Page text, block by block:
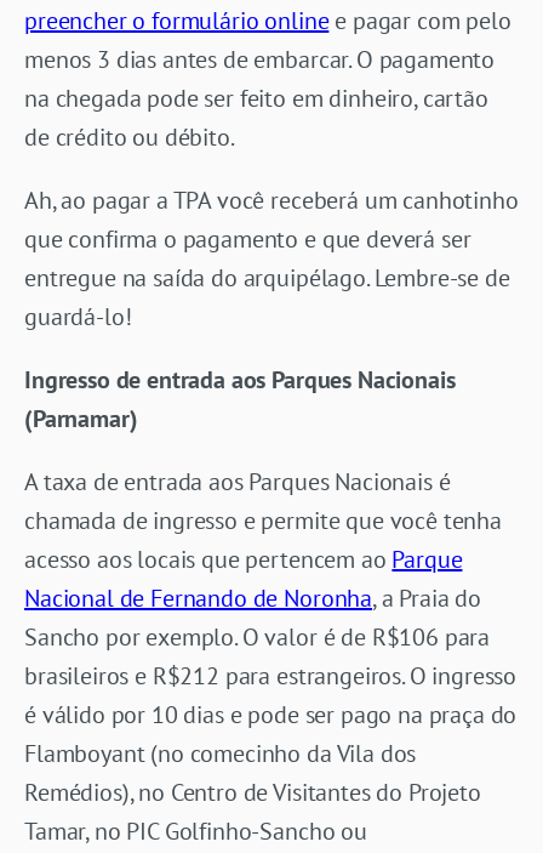
preencher o formulário onlinee pagar com pelo
menos 3 dias antes de embarcar. O pagamento
na chegada pode ser feito em dinheiro, cartão
de crédito ou débito.
Ah, ao pagar a TPA você receberá um canhotinho
que confirma o pagamento e que deverá ser
entregue na saída do arquipélago. Lembre-se de
guardá-lo!
Ingresso de entrada aos Parques Nacionais
(Parnamar)
A taxa de entrada aos Parques Nacionais é
chamada de ingresso e permite que você tenha
acesso aos locais que pertencem ao Parque
Nacional de Fernando de Noronha, a Praia do
Sancho por exemplo. O valor é de R$106 para
brasileiros e R$212 para estrangeiros. O ingresso
é válido por 10 dias e pode ser pago na praça do
Flamboyant (no comecinho da Vila dos
Remédios), no Centro de Visitantes do Projeto
Tamar, no PIC Golfinho-Sancho ou